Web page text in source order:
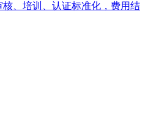
核、培训、认证标准化，费用结